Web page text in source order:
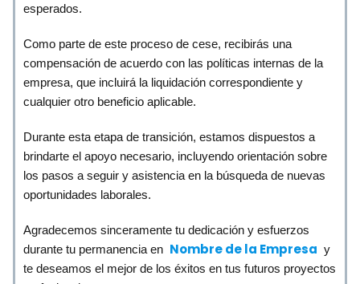
esperados.
Como parte de este proceso de cese, recibirás una
compensación de acuerdo con las políticas internas de la
empresa, que incluirá la liquidación correspondiente y
cualquier otro beneficio aplicable.
Durante esta etapa de transición, estamos dispuestos a
brindarte el apoyo necesario, incluyendo orientación sobre
los pasos a seguir y asistencia en la búsqueda de nuevas
oportunidades laborales.
Agradecemos sinceramente tu dedicación y esfuerzos
durante tu permanencia en Nombre de la Empresa y
te deseamos el mejor de los éxitos en tus futuros proyectos